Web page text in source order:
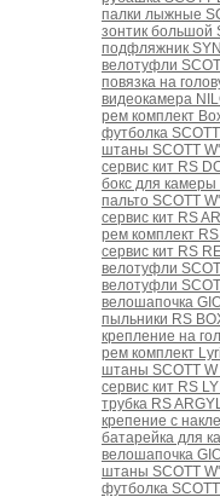
палки лыжные
зонтик большой
подфляжник
велотуфли
повязка на
видеокамера
рем комплект
футболка
штаны SCOTT
сервис кит RS
бокс для камеры
пальто SCOTT
сервис кит RS
рем комплект
сервис кит RS
велотуфли
велотуфли
велошапочка
пыльники RS
крепление на
рем комплект
штаны SCOTT W
сервис кит RS
трубка RS
крепение с
батарейка для
велошапочка
штаны SCOTT
футболка